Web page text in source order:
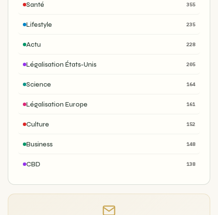
Santé 355
Lifestyle 235
Actu 228
Légalisation États-Unis 205
Science 164
Légalisation Europe 161
Culture 152
Business 148
CBD 138